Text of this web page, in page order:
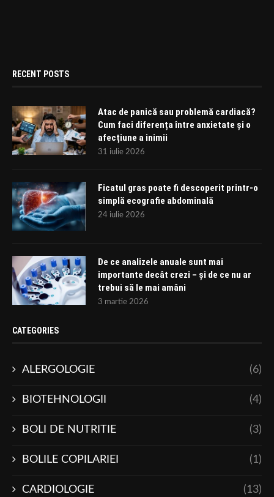
RECENT POSTS
Atac de panică sau problemă cardiacă?
Cum faci diferența între anxietate și o
afecțiune a inimii
31 iulie 2026
Ficatul gras poate fi descoperit printr-o
simplă ecografie abdominală
24 iulie 2026
De ce analizele anuale sunt mai
importante decât crezi – și de ce nu ar
trebui să le mai amâni
3 martie 2026
CATEGORIES
ALERGOLOGIE (6)
BIOTEHNOLOGII (4)
BOLI DE NUTRITIE (3)
BOLILE COPILARIEI (1)
CARDIOLOGIE (13)